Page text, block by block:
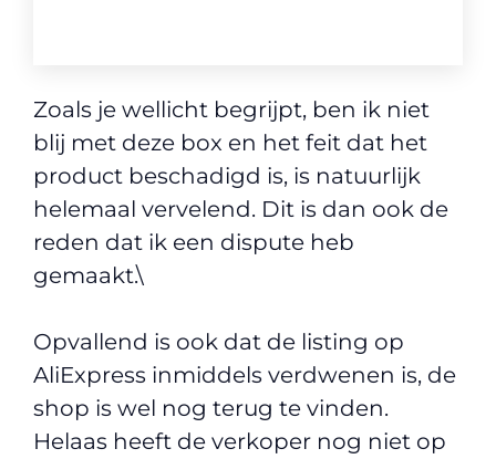
Zoals je wellicht begrijpt, ben ik niet
blij met deze box en het feit dat het
product beschadigd is, is natuurlijk
helemaal vervelend. Dit is dan ook de
reden dat ik een dispute heb
gemaakt.\
Opvallend is ook dat de listing op
AliExpress inmiddels verdwenen is, de
shop is wel nog terug te vinden.
Helaas heeft de verkoper nog niet op